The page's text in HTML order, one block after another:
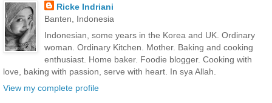
Ricke Indriani
Banten, Indonesia
Indonesian, some years in the Korea and UK. Ordinary
woman. Ordinary Kitchen. Mother. Baking and cooking
enthusiast. Home baker. Foodie blogger. Cooking with
love, baking with passion, serve with heart. In sya Allah.
View my complete profile